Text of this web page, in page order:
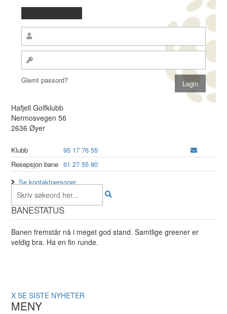
Glemt passord?
Hafjell Golfklubb
Nermosvegen 56
2636 Øyer
Klubb
95 17 76 55
Resepsjon bane 61 27 55 80
Se kontaktpersoner
BANESTATUS
Banen fremstår nå i meget god stand. Samtlige greener er
veldig bra. Ha en fin runde.
X SE SISTE NYHETER
MENY